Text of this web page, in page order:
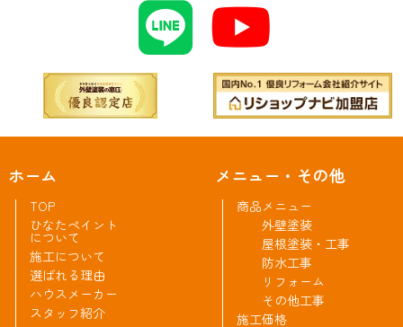
ホーム
TOP
ひなたペイント
について
施工について
選ばれる理由
ハウスメーカー
スタッフ紹介
メニュー・その他
商品メニュー
外壁塗装
屋根塗装・工事
防水工事
リフォーム
その他工事
施工価格